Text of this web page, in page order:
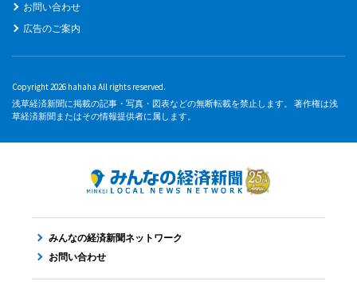
お問い合わせ
広告のご案内
Copyright 2026 hahaha All rights reserved.
浅草経済新聞に掲載の記事・写真・図表などの無断転載を禁止します。 著作権は浅
草経済新聞またはその情報提供者に属します。
みんなの経済新聞ネットワーク
お問い合わせ